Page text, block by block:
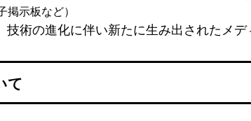
示板など）
術の進化に伴い新たに生み出されたメ
て